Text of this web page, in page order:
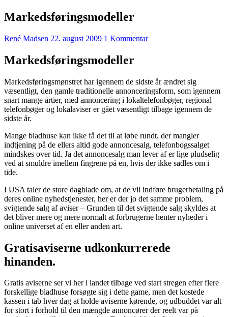
Markedsføringsmodeller
René Madsen 22. august 2009 1 Kommentar
Markedsføringsmodeller
Markedsføringsmønstret har igennem de sidste år ændret sig
væsentligt, den gamle traditionelle annonceringsform, som igennem
snart mange årtier, med annoncering i lokaltelefonbøger, regional
telefonbøger og lokalaviser er gået væsentligt tilbage igennem de
sidste år.
Mange bladhuse kan ikke få det til at løbe rundt, der mangler
indtjening på de ellers altid gode annoncesalg, telefonbogssalget
mindskes over tid. Ja det annoncesalg man lever af er lige pludselig
ved at smuldre imellem fingrene på en, hvis der ikke sadles om i
tide.
I USA taler de store dagblade om, at de vil indføre brugerbetaling på
deres online nyhedstjenester, her er der jo det samme problem,
svigtende salg af aviser – Grunden til det svigtende salg skyldes at
det bliver mere og mere normalt at forbrugerne henter nyheder i
online universet af en eller anden art.
Gratisaviserne udkonkurrerede
hinanden.
Gratis aviserne ser vi her i landet tilbage ved start stregen efter flere
forskellige bladhuse forsøgte sig i dette game, men det kostede
kassen i tab hver dag at holde aviserne kørende, og udbuddet var alt
for stort i forhold til den mængde annoncører der reelt var på